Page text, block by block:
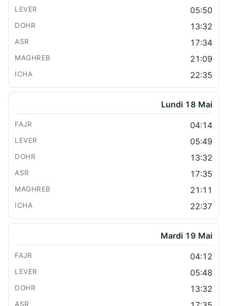
05:50
13:32
17:34
21:09
22:35
Lundi 18 Mai
04:14
05:49
13:32
17:35
21:11
22:37
Mardi 19 Mai
04:12
05:48
13:32